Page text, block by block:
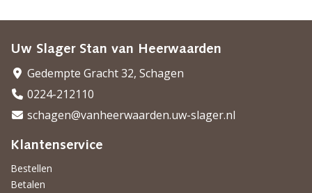
Uw Slager Stan van Heerwaarden
Gedempte Gracht 32, Schagen
0224-212110
schagen@vanheerwaarden.uw-slager.nl
Klantenservice
Bestellen
Betalen